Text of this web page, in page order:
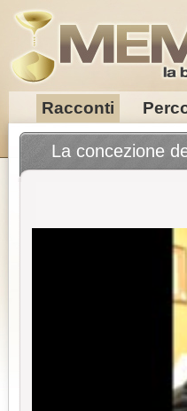
Racconti
La concezione